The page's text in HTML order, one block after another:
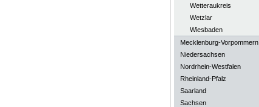
Wetteraukreis
Wetzlar
Wiesbaden
Mecklenburg-Vorpommern
Niedersachsen
Nordrhein-Westfalen
Rheinland-Pfalz
Saarland
Sachsen